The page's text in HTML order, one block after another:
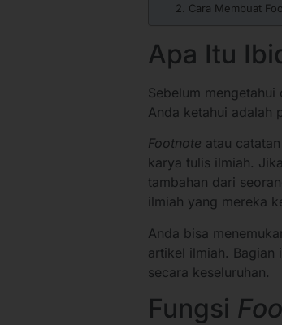
2. Cara Membuat
Apa Itu
Sebelum mengetahui
Anda ketahui adalah
Footnote atau
karya tulis ilmiah.
tambahan dari
ilmiah yang mereka
Anda bisa
artikel ilmiah. Bagian
secara keseluruhan.
Fungsi